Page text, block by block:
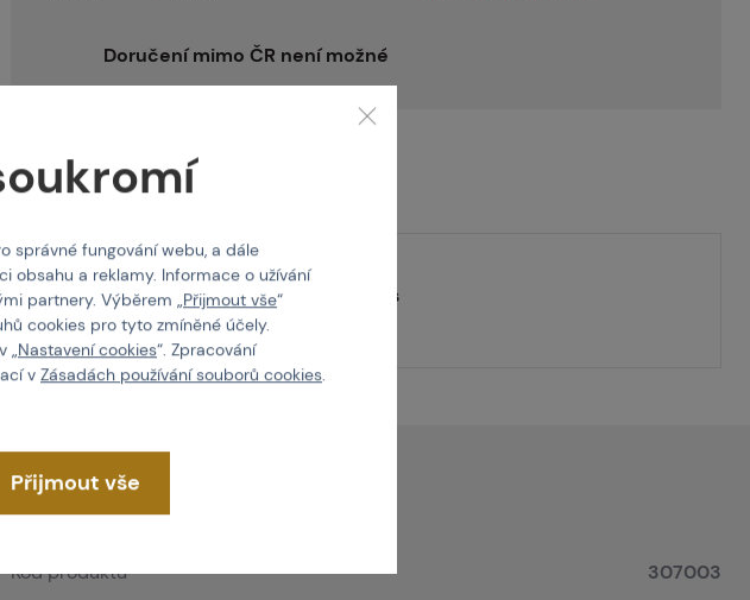
Doručení mimo ČR není možné
Lze zakoupit také v setu
Cena v setu(100 ks)
12g CO2 bombičky - set 100ks
1 300 Kč
1 100 Kč
Vlastnosti
Kód produktu 307003
správné fungování webu, a dále
obsahu a reklamy. Informace o užívání
partnery. Výběrem „Přijmout vše“
cookies pro tyto zmíněné účely.
„Nastavení cookies“. Zpracování
v Zásadách používání souborů cookies.
Přijmout vše